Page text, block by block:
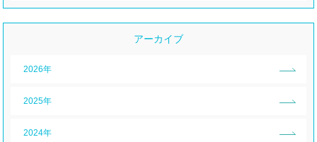
アーカイブ
2026年
2025年
2024年